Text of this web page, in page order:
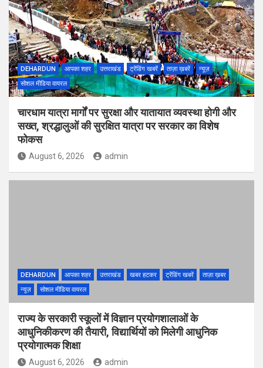
DEHARDUN आपका शहर उत्तराखंड ट्रेंडिंग खबरें ताज़ा ख़बरें
न्यूज़
सोशल मीडिया वायरल
चारधाम यात्रा मार्गों पर सुरक्षा और यातायात व्यवस्था होगी और
सख्त, श्रद्धालुओं की सुरक्षित यात्रा पर सरकार का विशेष
फोकस
August 6, 2026 admin
DEHARDUN आपका शहर उत्तराखंड खबर हटकर ट्रेंडिंग खबरें
ताज़ा ख़बर
न्यूज़
सोशल मीडिया वायरल
राज्य के सरकारी स्कूलों में विज्ञान प्रयोगशालाओं के
आधुनिकीकरण की तैयारी, विद्यार्थियों को मिलेगी आधुनिक
प्रयोगात्मक शिक्षा
August 6, 2026 admin